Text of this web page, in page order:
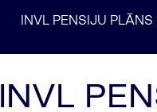
INVL PENSIJU
INVL